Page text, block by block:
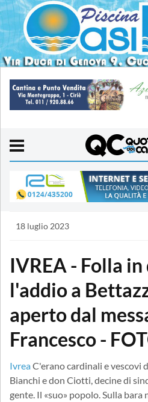
18 luglio 2023
IVREA - Folla
l'addio a
aperto dal
Francesco -
IvreaC'erano cardinali e vescovi
Bianchi e don Ciotti, decine di
gente. Il «suo» popolo. Sulla bara